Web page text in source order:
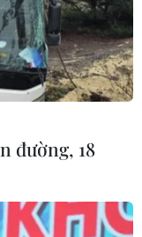
đường, 18